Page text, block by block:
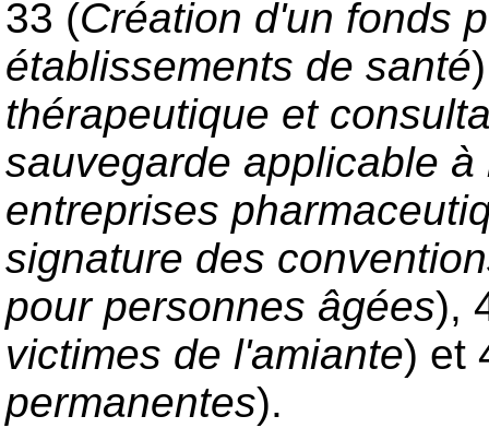
33 (Création d'un fonds
établissements de santé
thérapeutique et
sauvegarde applicable
entreprises
signature des
pour personnes âgées),
victimes de l'amiante) et
permanentes).